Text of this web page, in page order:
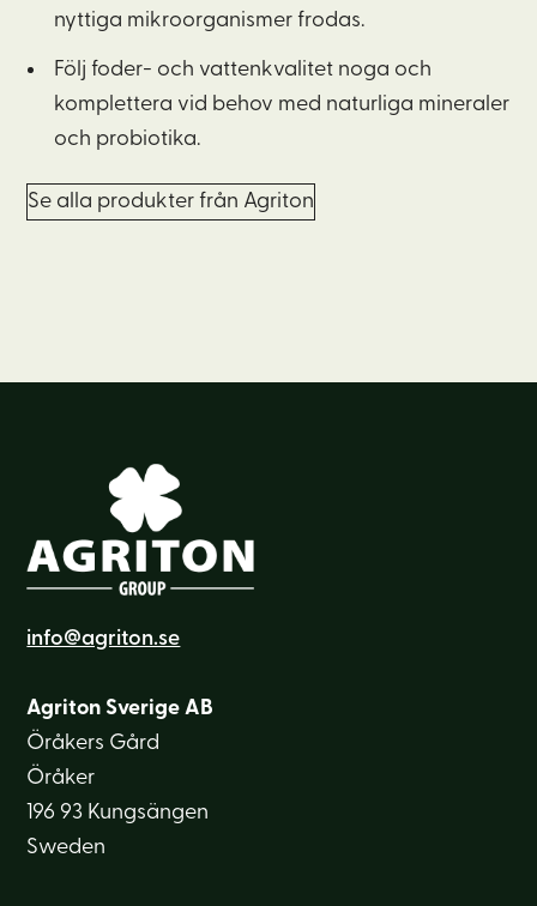
nyttiga mikroorganismer frodas.
Följ foder- och vattenkvalitet noga och
komplettera vid behov med naturliga mineraler
och probiotika.
Se alla produkter från Agriton
info@agriton.se
Agriton Sverige AB
Öråkers Gård
Öråker
196 93 Kungsängen
Sweden